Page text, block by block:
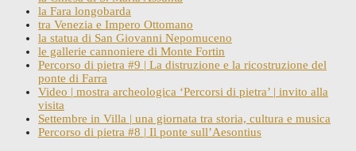
la Fara longobarda
tra Venezia e Impero Ottomano
la statua di San Giovanni Nepomuceno
le gallerie cannoniere di Monte Fortin
Percorso di pietra #9 | La distruzione e la ricostruzione del
ponte di Farra
Video | mostra archeologica ‘Percorsi di pietra’ | invito alla
visita
Settembre in Villa | una giornata tra storia, cultura e musica
Percorso di pietra #8 | Il ponte sull’Aesontius